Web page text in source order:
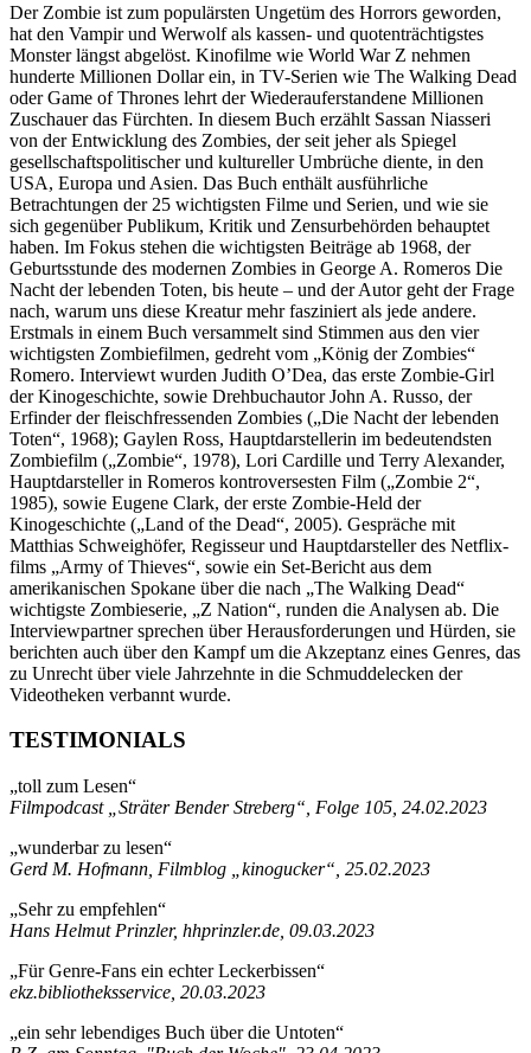
Der Zombie ist zum populärsten Ungetüm des Horrors geworden,
hat den Vampir und Werwolf als kassen- und quotenträchtigstes
Monster längst abgelöst. Kinofilme wie World War Z nehmen
hunderte Millionen Dollar ein, in TV-Serien wie The Walking Dead
oder Game of Thrones lehrt der Wiederauferstandene Millionen
Zuschauer das Fürchten. In diesem Buch erzählt Sassan Niasseri
von der Entwicklung des Zombies, der seit jeher als Spiegel
gesellschaftspolitischer und kultureller Umbrüche diente, in den
USA, Europa und Asien. Das Buch enthält ausführliche
Betrachtungen der 25 wichtigsten Filme und Serien, und wie sie
sich gegenüber Publikum, Kritik und Zensurbehörden behauptet
haben. Im Fokus stehen die wichtigsten Beiträge ab 1968, der
Geburtsstunde des modernen Zombies in George A. Romeros Die
Nacht der lebenden Toten, bis heute – und der Autor geht der Frage
nach, warum uns diese Kreatur mehr fasziniert als jede andere.
Erstmals in einem Buch versammelt sind Stimmen aus den vier
wichtigsten Zombiefilmen, gedreht vom „König der Zombies“
Romero. Interviewt wurden Judith O’Dea, das erste Zombie-Girl
der Kinogeschichte, sowie Drehbuchautor John A. Russo, der
Erfinder der fleischfressenden Zombies („Die Nacht der lebenden
Toten“, 1968); Gaylen Ross, Hauptdarstellerin im bedeutendsten
Zombiefilm („Zombie“, 1978), Lori Cardille und Terry Alexander,
Hauptdarsteller in Romeros kontroversesten Film („Zombie 2“,
1985), sowie Eugene Clark, der erste Zombie-Held der
Kinogeschichte („Land of the Dead“, 2005). Gespräche mit
Matthias Schweighöfer, Regisseur und Hauptdarsteller des Netflix-
films „Army of Thieves“, sowie ein Set-Bericht aus dem
amerikanischen Spokane über die nach „The Walking Dead“
wichtigste Zombieserie, „Z Nation“, runden die Analysen ab. Die
Interviewpartner sprechen über Herausforderungen und Hürden, sie
berichten auch über den Kampf um die Akzeptanz eines Genres, das
zu Unrecht über viele Jahrzehnte in die Schmuddelecken der
Videotheken verbannt wurde.
TESTIMONIALS
„toll zum Lesen“
Filmpodcast „Sträter Bender Streberg“, Folge 105, 24.02.2023
„wunderbar zu lesen“
Gerd M. Hofmann, Filmblog „kinogucker“, 25.02.2023
„Sehr zu empfehlen“
Hans Helmut Prinzler, hhprinzler.de, 09.03.2023
„Für Genre-Fans ein echter Leckerbissen“
ekz.bibliotheksservice, 20.03.2023
„ein sehr lebendiges Buch über die Untoten“